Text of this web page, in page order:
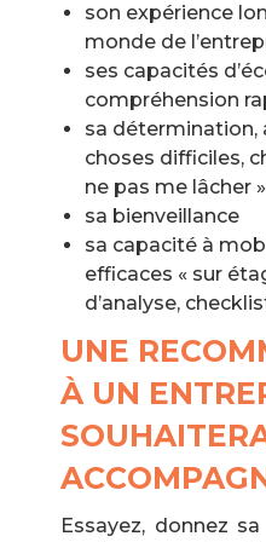
son expérience
monde de
ses capacités
compréhension
sa détermination,
choses difficiles,
ne pas me lâcher »
sa bienveillance
sa capacité à
efficaces « sur
d’analyse,
UNE
À UN
Essayez, donnez